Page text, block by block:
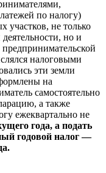
по налогу)
участков, не только
но и
налоговыми
эти земли
на
самостоятельно
а также
ежеквартально не
года, а подать
годовой налог —